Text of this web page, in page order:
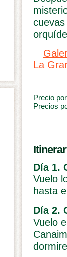
La
Precio
Precios
Día 1.
Vuelo
hasta
Día 2.
Vuelo